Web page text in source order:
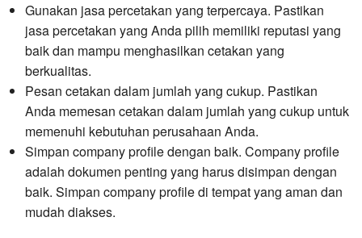
Gunakan jasa percetakan yang terpercaya. Pastikan
jasa percetakan yang Anda pilih memiliki reputasi yang
baik dan mampu menghasilkan cetakan yang
berkualitas.
Pesan cetakan dalam jumlah yang cukup. Pastikan
Anda memesan cetakan dalam jumlah yang cukup untuk
memenuhi kebutuhan perusahaan Anda.
Simpan company profile dengan baik. Company profile
adalah dokumen penting yang harus disimpan dengan
baik. Simpan company profile di tempat yang aman dan
mudah diakses.